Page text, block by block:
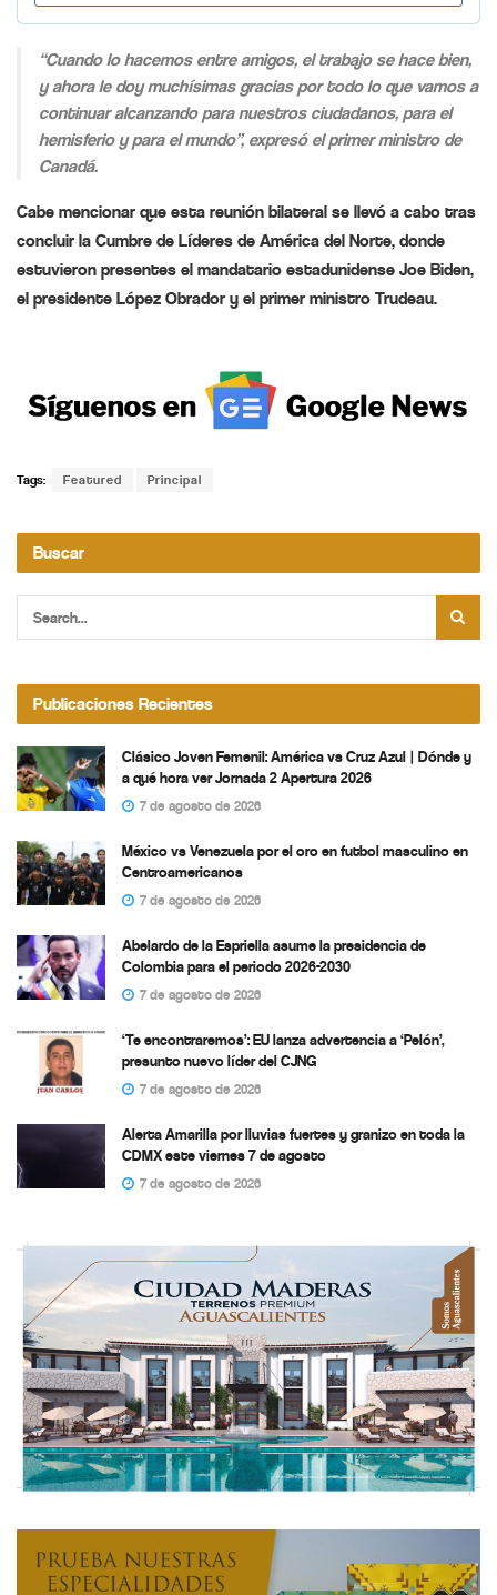
“Cuando lo hacemos entre amigos, el trabajo se hace bien,
y ahora le doy muchísimas gracias por todo lo que vamos a
continuar alcanzando para nuestros ciudadanos, para el
hemisferio y para el mundo”, expresó el primer ministro de
Canadá.
Cabe mencionar que esta reunión bilateral se llevó a cabo tras
concluir la Cumbre de Líderes de América del Norte, donde
estuvieron presentes el mandatario estadunidense Joe Biden,
el presidente López Obrador y el primer ministro Trudeau.
Tags: Featured Principal
Buscar
Publicaciones Recientes
Clásico Joven Femenil: América vs Cruz Azul | Dónde y
a qué hora ver Jornada 2 Apertura 2026
7 de agosto de 2026
México vs Venezuela por el oro en futbol masculino en
Centroamericanos
7 de agosto de 2026
Abelardo de la Espriella asume la presidencia de
Colombia para el periodo 2026-2030
7 de agosto de 2026
‘Te encontraremos’: EU lanza advertencia a ‘Pelón’,
presunto nuevo líder del CJNG
7 de agosto de 2026
Alerta Amarilla por lluvias fuertes y granizo en toda la
CDMX este viernes 7 de agosto
7 de agosto de 2026